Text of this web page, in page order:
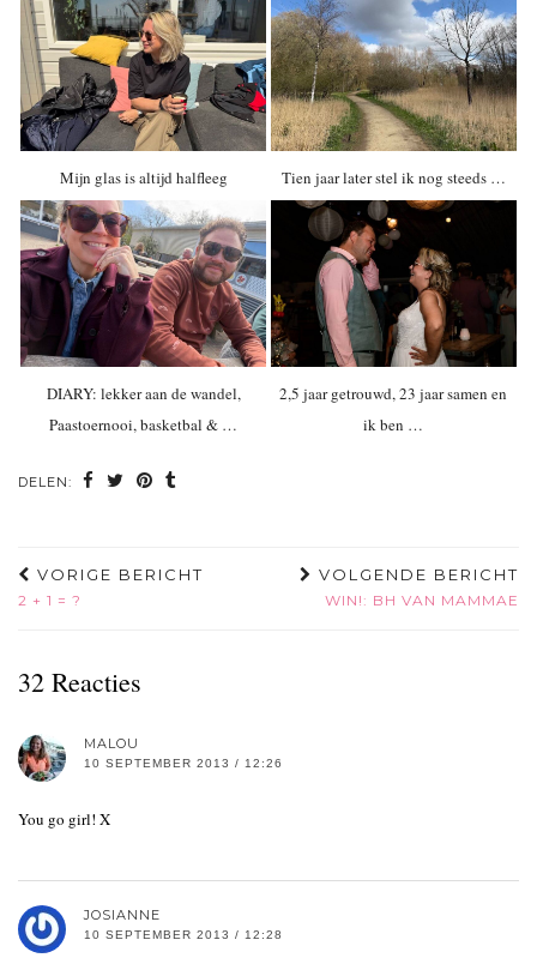
Mijn glas is altijd halfleeg Tien jaar later stel ik nog steeds …
DIARY: lekker aan de wandel,
Paastoernooi, basketbal & …
2,5 jaar getrouwd, 23 jaar samen en
ik ben …
DELEN:
VORIGE BERICHT
2 + 1 = ?
VOLGENDE BERICHT
WIN!: BH VAN MAMMAE
32 Reacties
MALOU
10 SEPTEMBER 2013 / 12:26
You go girl! X
JOSIANNE
10 SEPTEMBER 2013 / 12:28